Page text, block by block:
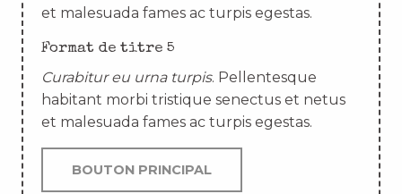
et malesuada fames ac turpis egestas.
Format de titre 5
Curabitur eu urna turpis. Pellentesque
habitant morbi tristique senectus et netus
et malesuada fames ac turpis egestas.
BOUTON PRINCIPAL